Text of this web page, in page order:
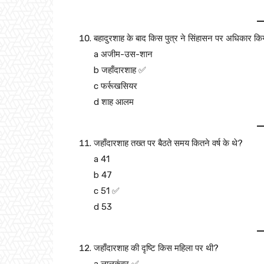
बहादुरशाह के बाद किस पुत्र ने सिंहासन पर अधिकार
a अजीम-उस-शान
b जहाँदारशाह ✅
c फर्रूखसियर
d शाह आलम
जहाँदारशाह तख्त पर बैठते समय कितने वर्ष के थे?
a 41
b 47
c 51 ✅
d 53
जहाँदारशाह की दृष्टि किस महिला पर थी?